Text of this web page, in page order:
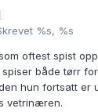
%s, %s
oftest spist
både tørr
hun fortsatt er
vetrinæren.